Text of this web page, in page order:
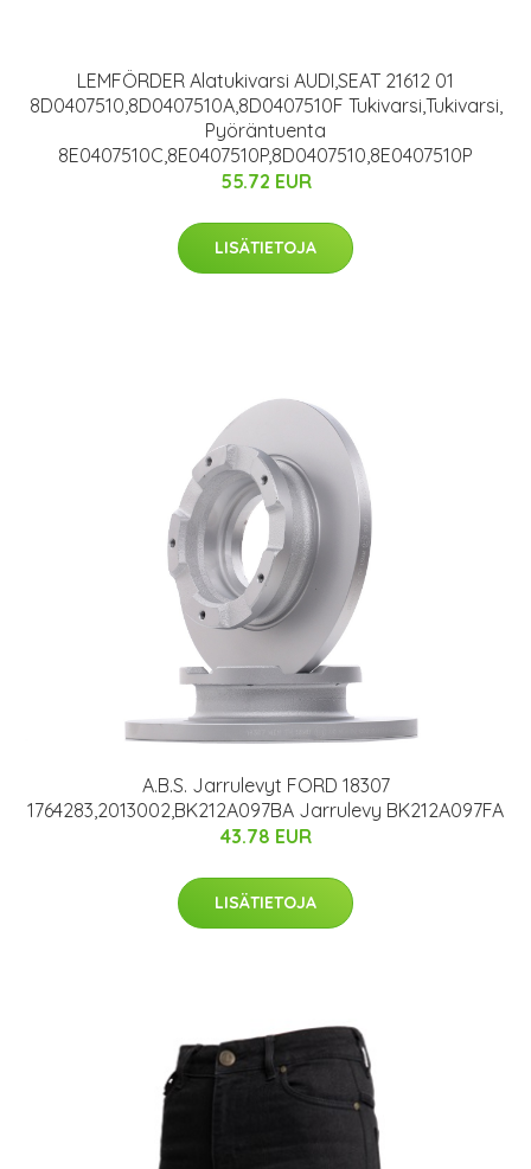
LEMFÖRDER Alatukivarsi AUDI,SEAT 21612 01
8D0407510,8D0407510A,8D0407510F Tukivarsi,Tukivarsi,
Pyöräntuenta
8E0407510C,8E0407510P,8D0407510,8E0407510P
55.72 EUR
LISÄTIETOJA
A.B.S. Jarrulevyt FORD 18307
1764283,2013002,BK212A097BA Jarrulevy BK212A097FA
43.78 EUR
LISÄTIETOJA